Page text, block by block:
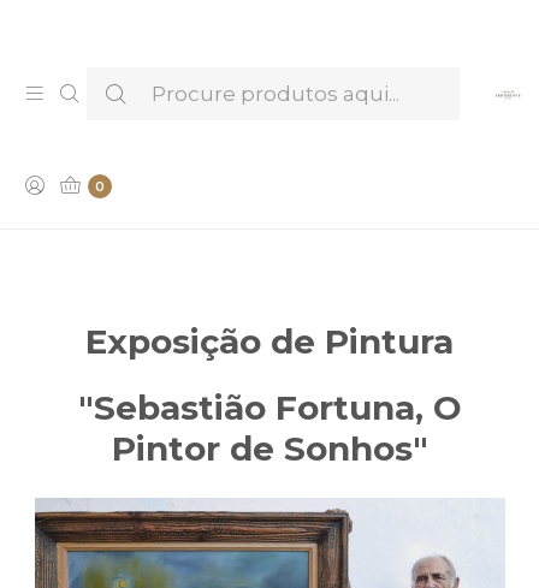
0
"Sebastião Fortuna, O
Exposição de Pintura
"Sebastião Fortuna, O
Pintor de Sonhos"